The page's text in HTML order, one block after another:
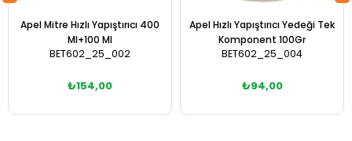
Apel Mitre Hızlı Yapıştırıcı 400
Ml+100 Ml
BET602_25_002
₺154,00
Apel Hızlı Yapıştırıcı Yedeği Tek
Komponent 100Gr
BET602_25_004
₺94,00